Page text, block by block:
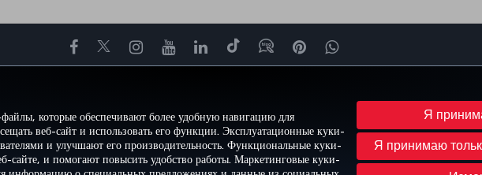
которые обеспечивают более удобную навигацию для
веб-сайт и использовать его функции. Эксплуатационные куки-
и улучшают его производительность. Функциональные куки-
сайте, и помогают повысить удобство работы. Маркетинговые куки-
Я
Я принимаю
Facebook
TwitterInstagram
YouTubeLinkedIn
TikTokБлогPinterestWhatsApp
и куки-файлы Правовое уведомление Права пассажира
Изменить